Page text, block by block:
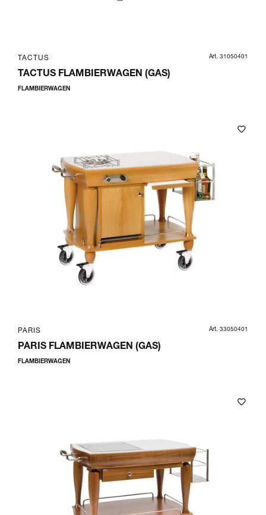
TACTUS Art. 31050401
TACTUS FLAMBIERWAGEN (GAS)
FLAMBIERWAGEN
PARIS Art. 33050401
PARIS FLAMBIERWAGEN (GAS)
FLAMBIERWAGEN